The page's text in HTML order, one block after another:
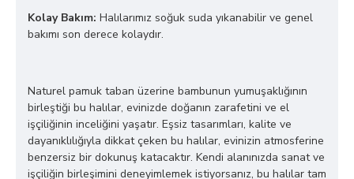
Kolay Bakım: Halılarımız soğuk suda yıkanabilir ve genel
bakımı son derece kolaydır.
Naturel pamuk taban üzerine bambunun yumuşaklığının
birleştiği bu halılar, evinizde doğanın zarafetini ve el
işçiliğinin inceliğini yaşatır. Eşsiz tasarımları, kalite ve
dayanıklılığıyla dikkat çeken bu halılar, evinizin atmosferine
benzersiz bir dokunuş katacaktır. Kendi alanınızda sanat ve
işçiliğin birleşimini deneyimlemek istiyorsanız, bu halılar tam